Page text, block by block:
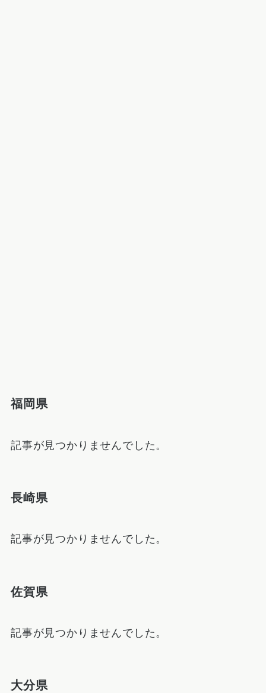
福岡県
記事が見つかりませんでした。
長崎県
記事が見つかりませんでした。
佐賀県
記事が見つかりませんでした。
大分県